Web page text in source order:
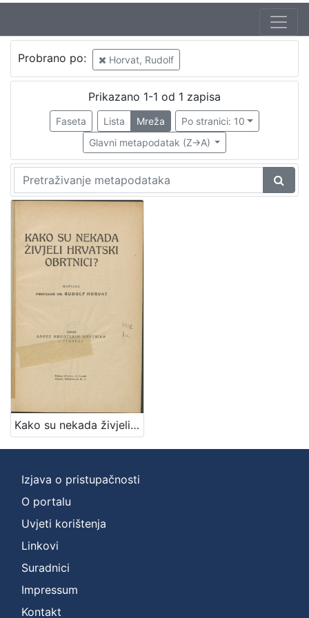
Probrano po: Horvat, Rudolf
Prikazano 1-1 od 1 zapisa
Faseta Lista Mreža
Po stranici: 10
Glavni metapodatak (Z->A)
Kako su nekada živjeli hrvatski obrtnici? / napisao Rudolf Horvat
Izjava o pristupačnosti
O portalu
Uvjeti korištenja
Linkovi
Suradnici
Impressum
Kontakt